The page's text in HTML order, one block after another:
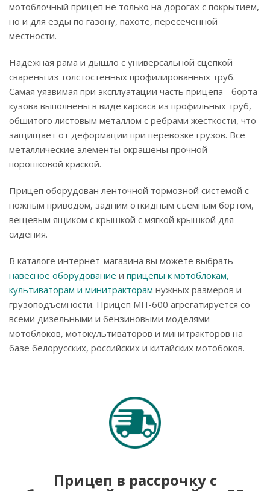
мотоблочный прицеп не только на дорогах с покрытием,
но и для езды по газону, пахоте, пересеченной
местности.
Надежная рама и дышло с универсальной сцепкой
сварены из толстостенных профилированных труб.
Самая уязвимая при эксплуатации часть прицепа - борта
кузова выполнены в виде каркаса из профильных труб,
обшитого листовым металлом с ребрами жесткости, что
защищает от деформации при перевозке грузов. Все
металлические элементы окрашены прочной
порошковой краской.
Прицеп оборудован ленточной тормозной системой с
ножным приводом, задним откидным съемным бортом,
вещевым ящиком с крышкой с мягкой крышкой для
сидения.
В каталоге интернет-магазина вы можете выбрать
навесное оборудование и прицепы к мотоблокам,
культиваторам и минитракторам нужных размеров и
грузоподъемности. Прицеп МП-600 агрегатируется со
всеми дизельными и бензиновыми моделями
мотоблоков, мотокультиваторов и минитракторов на
базе белорусских, российских и китайских мотобоков.
Прицеп в рассрочку с